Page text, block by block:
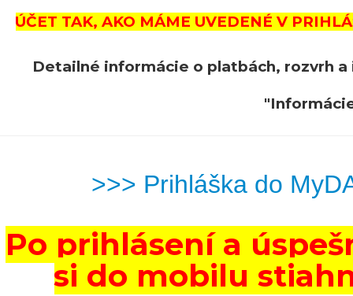
ÚČET TAK, AKO MÁME UVEDENÉ V
Detailné informácie o platbách, rozvrh
>>> Prihláška do
Po prihlásení a
si do mobilu